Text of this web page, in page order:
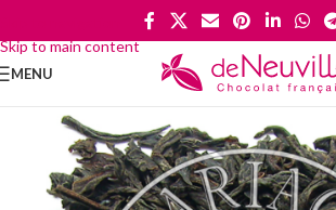
Skip to main content
MENU